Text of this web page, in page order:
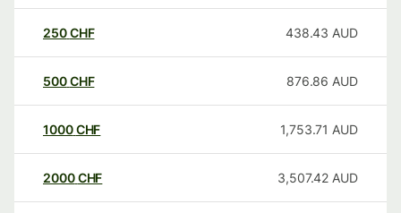
250CHF 438.43 AUD
500CHF 876.86 AUD
1000CHF 1,753.71 AUD
2000CHF 3,507.42 AUD